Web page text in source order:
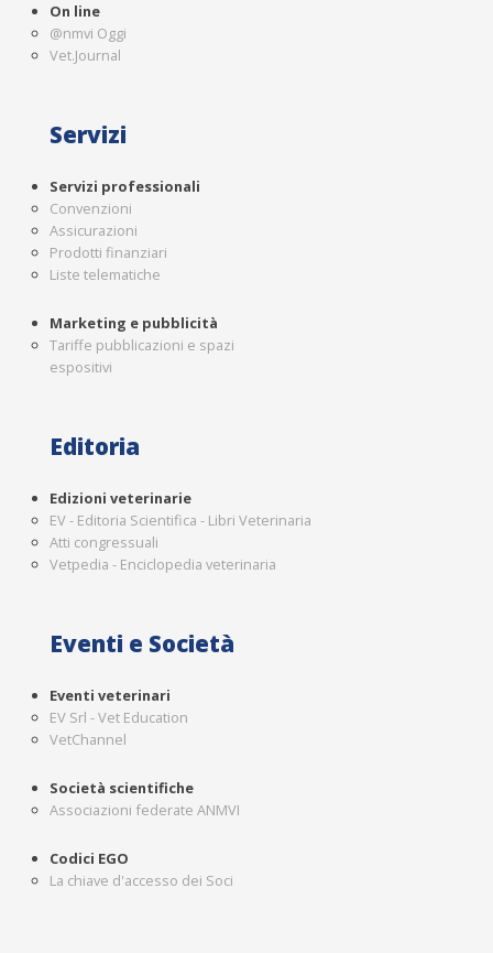
On line
@nmvi Oggi
Vet.Journal
Servizi
Servizi professionali
Convenzioni
Assicurazioni
Prodotti finanziari
Liste telematiche
Marketing e pubblicità
Tariffe pubblicazioni e spazi
espositivi
Editoria
Edizioni veterinarie
EV - Editoria Scientifica - Libri Veterinaria
Atti congressuali
Vetpedia - Enciclopedia veterinaria
Eventi e Società
Eventi veterinari
EV Srl - Vet Education
VetChannel
Società scientifiche
Associazioni federate ANMVI
Codici EGO
La chiave d'accesso dei Soci